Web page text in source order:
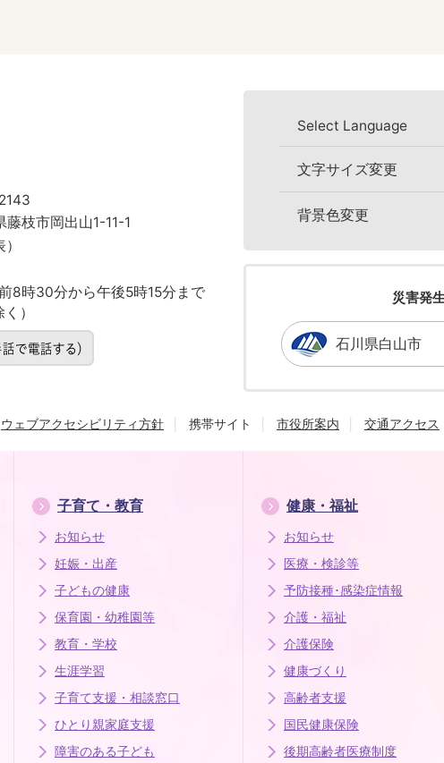
枝市岡出山1-11-1
8時30分から午後5時15分まで
）
Select Language
文字サイズ変更
背景色変更
災害発
石川県白山市
ウェブアクセシビリティ方針 携帯サイト 市役所案内 交通アクセス
子育て・教育
お知らせ
妊娠・出産
子どもの健康
保育園・幼稚園等
教育・学校
生涯学習
子育て支援・相談窓口
ひとり親家庭支援
障害のある子ども
健康・福祉
お知らせ
医療・検診等
予防接種･感染症情報
介護・福祉
介護保険
健康づくり
高齢者支援
国民健康保険
後期高齢者医療制度